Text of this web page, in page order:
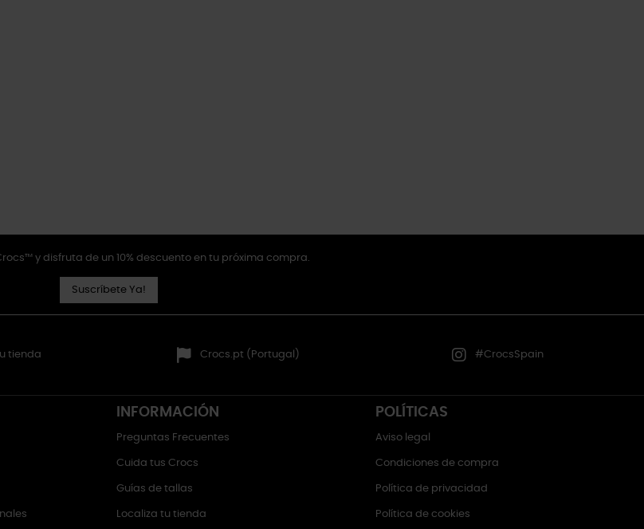
y disfruta de un 10% descuento en tu próxima compra.
Suscríbete Ya!
tienda Crocs.pt (Portugal) #CrocsSpain
INFORMACIÓN
Preguntas Frecuentes
Cuida tus Crocs
Guías de tallas
Localiza tu tienda
POLÍTICAS
Aviso legal
Condiciones de compra
Política de privacidad
Política de cookies